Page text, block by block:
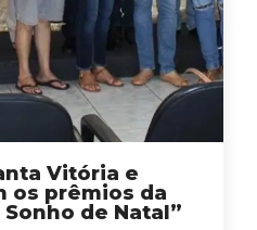
Vitória e
os prêmios da
de Natal”